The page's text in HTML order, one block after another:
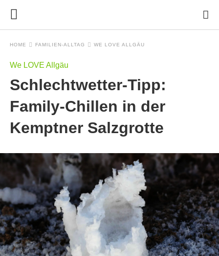
HOME FAMILIEN-ALLTAG WE LOVE ALLGÄU
We LOVE Allgäu
Schlechtwetter-Tipp:
Family-Chillen in der
Kemptner Salzgrotte